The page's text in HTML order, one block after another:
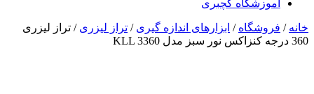
آموزشگاه گچبری
خانه / فروشگاه / ابزارهای اندازه گیری / تراز لیزری / تراز لیزری
360 درجه کنزاکس نور سبز مدل KLL 3360